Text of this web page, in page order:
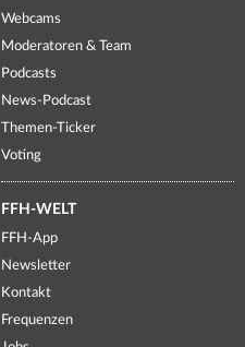
Webcams
Moderatoren & Team
Podcasts
News-Podcast
Themen-Ticker
Voting
FFH-WELT
FFH-App
Newsletter
Kontakt
Frequenzen